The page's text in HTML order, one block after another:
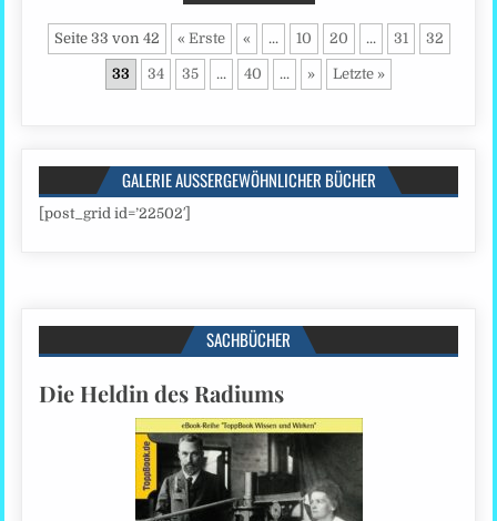
Seite 33 von 42 « Erste « ... 10 20 ... 31 32
33 34 35 ... 40 ... » Letzte »
GALERIE AUSSERGEWÖHNLICHER BÜCHER
[post_grid id=’22502′]
SACHBÜCHER
Die Heldin des Radiums